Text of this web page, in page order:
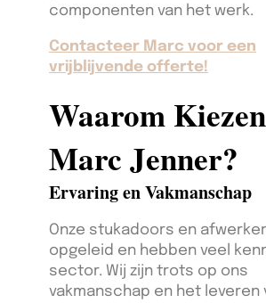
componenten van het werk.
Contacteer Marc voor een
vrijblijvende offerte!
Waarom
Marc Jenner?
Ervaring en Vakmanschap
Onze stukadoors en
opgeleid en hebben veel
sector. Wij zijn trots op ons
vakmanschap en het leveren